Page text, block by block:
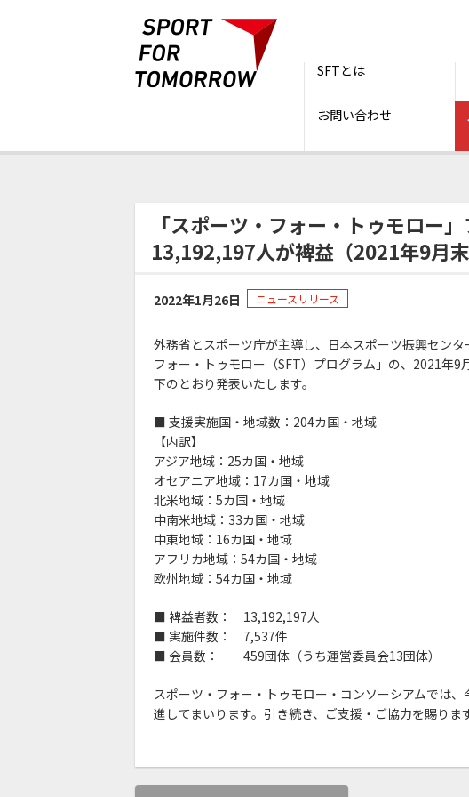
SFTとは
お問い合わせ
「スポーツ・フォー・トゥモロ
13,192,197人が裨益（2021年9月末
2022年1月26日 ニュースリリース
外務省とスポーツ庁が主導し、日本スポーツ振興セン
フォー・トゥモロー（SFT）プログラム」の、2021年
下のとおり発表いたします。
■ 支援実施国・地域数：204カ国・地域
【内訳】
アジア地域：25カ国・地域
オセアニア地域：17カ国・地域
北米地域：5カ国・地域
中南米地域：33カ国・地域
中東地域：16カ国・地域
アフリカ地域：54カ国・地域
欧州地域：54カ国・地域
■ 裨益者数： 13,192,197人
■ 実施件数： 7,537件
■ 会員数： 459団体（うち運営委員会13団体）
スポーツ・フォー・トゥモロー・コンソーシアムでは
進してまいります。引き続き、ご支援・ご協力を賜りま